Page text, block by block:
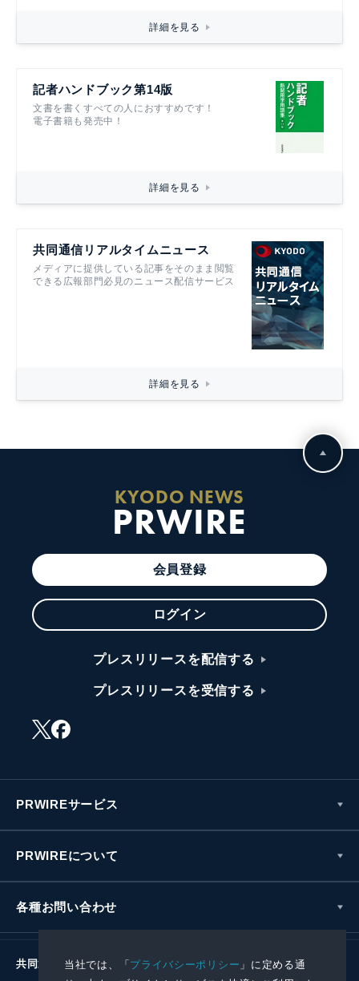
当社では、「プライバシーポリシー 」に定める通
詳細を見る
記者ハンドブック第14版
文書を書くすべての人におすすめです！
電子書籍も発売中！
詳細を見る
共同通信リアルタイムニュース
メディアに提供している記事をそのまま閲覧
できる広報部門必見のニュース配信サービス
詳細を見る
KYODO NEWS
PRWIRE
会員登録
ログイン
プレスリリースを配信する
プレスリリースを受信する
PRWIREサービス
PRWIREについて
各種お問い合わせ
共同通信社グループ